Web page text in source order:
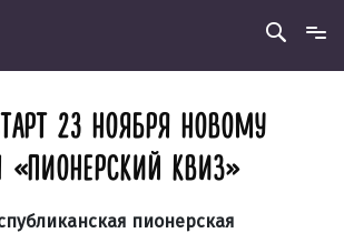
23 НОЯБРЯ НОВОМУ
«ПИОНЕРСКИЙ КВИЗ»
пионерская